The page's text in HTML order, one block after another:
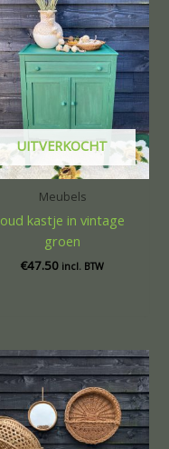
UITVERKOCHT
Meubels
oud kastje in vintage
groen
€47.50 incl. BTW